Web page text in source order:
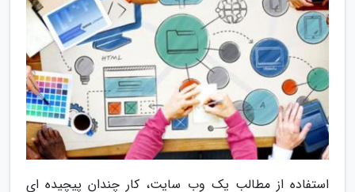
استفاده از مطالب یک وب سایت، کار چندان پیچیده ای